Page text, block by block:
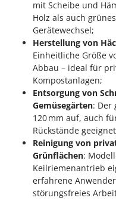
Telwin
Tenco
Tineco
Titania
Tornado
Tre Spade
Trev - Abrek -
Trotec
Troy-Bilt
Udor
mit Scheibe und
Holz als auch
Gerätewechsel;
Herstellung von
Einheitliche Größe
Abbau – ideal für
Kompostanlagen;
Entsorgung von
Gemüsegärten: Der
120 mm auf, auch
Rückstände
Reinigung von
Grünflächen:
Keilriemenantrieb
erfahrene
störungsfreies